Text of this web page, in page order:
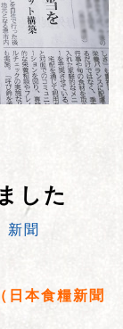
した
新聞
本食糧新聞